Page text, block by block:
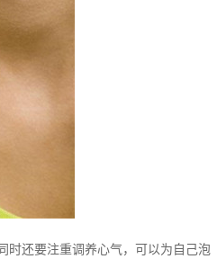
时还要注重调养心气，可以为自己泡